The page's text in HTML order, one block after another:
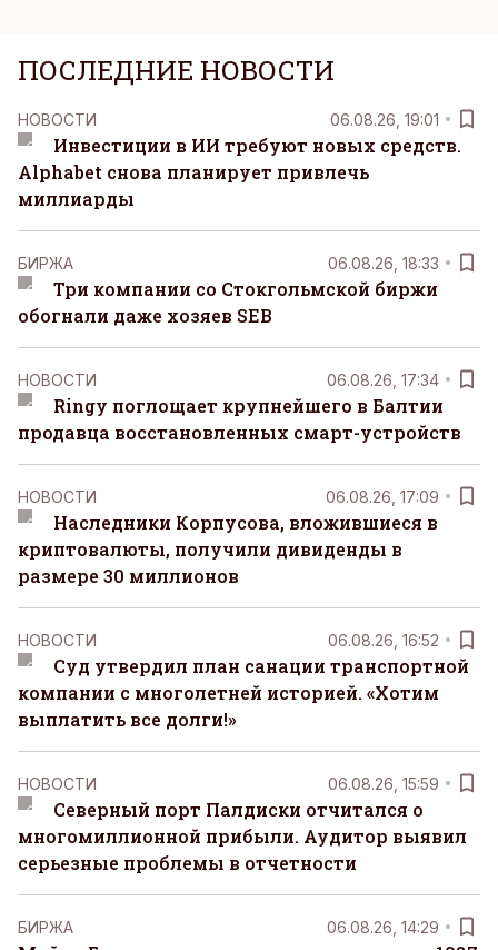
ПОСЛЕДНИЕ НОВОСТИ
НОВОСТИ 06.08.26, 19:01
Инвестиции в ИИ требуют новых средств.
Alphabet снова планирует привлечь
миллиарды
БИРЖА 06.08.26, 18:33
Три компании со Стокгольмской биржи
обогнали даже хозяев SEB
НОВОСТИ 06.08.26, 17:34
Ringy поглощает крупнейшего в Балтии
продавца восстановленных смарт-устройств
НОВОСТИ 06.08.26, 17:09
Наследники Корпусова, вложившиеся в
криптовалюты, получили дивиденды в
размере 30 миллионов
НОВОСТИ 06.08.26, 16:52
Суд утвердил план санации транспортной
компании с многолетней историей. «Хотим
выплатить все долги!»
НОВОСТИ 06.08.26, 15:59
Северный порт Палдиски отчитался о
многомиллионной прибыли. Аудитор выявил
серьезные проблемы в отчетности
БИРЖА 06.08.26, 14:29